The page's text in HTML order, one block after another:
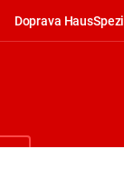
Doprava HausSpezi